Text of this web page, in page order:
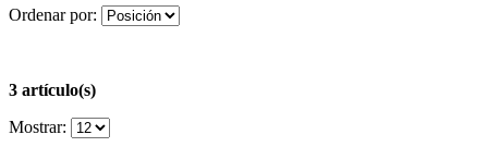
Ordenar por:
3 artículo(s)
Mostrar: